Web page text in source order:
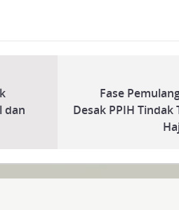
dan
Fase
Desak PPIH Tindak